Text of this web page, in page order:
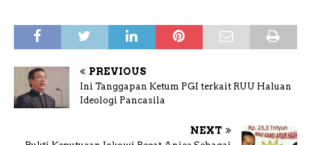
PREVIOUS
Ini Tanggapan Ketum PGI terkait RUU Haluan
Ideologi Pancasila
NEXT